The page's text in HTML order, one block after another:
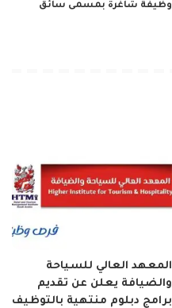
وظيفة شاغرة بمسمى سائق
المعهد العالي للسياحة
والضيافة يعلن عن تقديم
برامج دبلوم منتهية بالتوظيف